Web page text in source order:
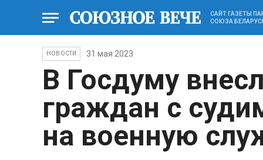
САЙТ ГАЗЕТЫ
СОЮЗА
НОВОСТИ 31 мая 2023
В Госдуму
граждан с
на военную